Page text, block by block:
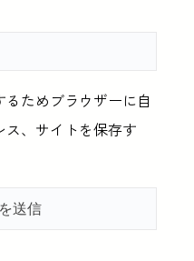
ためブラウザーに自
、サイトを保存す